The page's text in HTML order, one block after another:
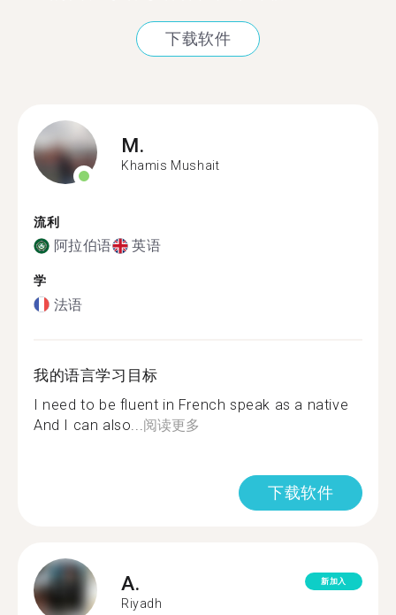
下载软件
M.
Khamis Mushait
流利
阿拉伯语 英语
学
法语
我的语言学习目标
I need to be fluent in French speak as a native
And I can also... 阅读更多
下载软件
A.
Riyadh
新加入